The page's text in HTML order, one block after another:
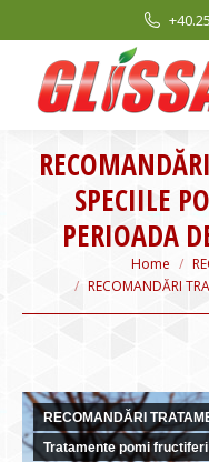
SPECIILE
PERIOADA
Home
RECOMANDĂRI
RECOMANDĂRI
Tratamente pomi fructiferi